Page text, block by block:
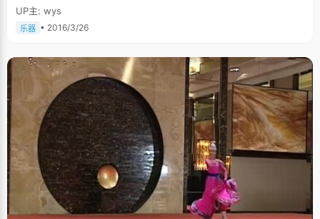
候，物理老师说："海南与内陆的数竞差别太大，物理相对要好一些"，于是
邢可选择了物理竞赛。在物理老师的帮助下，邢可在省物理竞赛中以全省第
取。"可惜事与愿违，邢可在决赛中失利，一个多月的努力，希望的破灭，邢
可情绪低到谷底，"我把自己憋在宾馆里，好几天没出来，觉得整个世界都是
摇，"当时就想，上复旦也好，或者任选其他随便一所学校学校都行。"物理
老师及时的阻止了邢可的行为，认为这是一种自暴自弃的做法，并常常把邢
可叫到一边吃饭聊天。竞赛不成，还有高考呀，这也是一种证明自己的方
式。邢可非常感谢自己的物理老师，在关键时刻拉住了自己，没有他，也不
会有自己的高中。 支教生活让我震撼 比起高中的规律作息，大学生活异常的
忙碌，竞争也更激烈，尤其是理科生，每天有很多课要上，之后就一头扎进
实验室，画图做设计，常常通宵达旦。 去年暑假，邢可曾经去河北的一个小
山村学校支教。那是个很小很破的学校，几间破烂的校舍，纸糊的窗户纸挡
不住风雨的侵袭，歪斜陈旧的桌椅和一群打着补丁的孩子，设备缺乏，灯光
也不充足。"他们给了我们很多收获，更多的是震撼，每次想到还有这么一个
地方，还有那样一群人，那样一种贫困的生活，我就感觉自己是多么的幸
UP主: wys
乐器 • 2016/3/26